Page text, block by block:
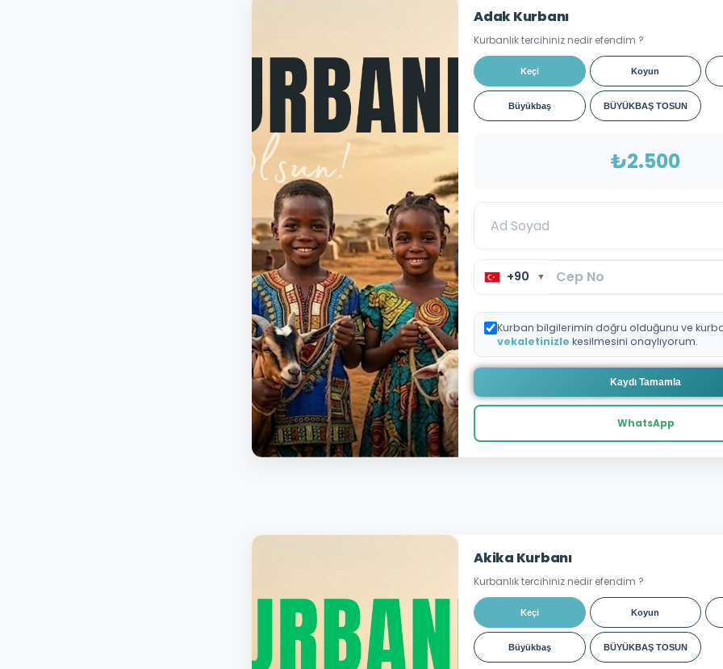
Adak Kurbanı
Kurbanlık tercihiniz nedir efendim ?
Keçi Koyun
Büyükbaş BÜYÜKBAŞ TOSUN
₺2.500
+90 ▼
Kurban bilgilerimin doğru olduğunu ve
vekaletinizle kesilmesini onaylıyorum.
Kaydı Tamamla
WhatsApp
Akika Kurbanı
Kurbanlık tercihiniz nedir efendim ?
Keçi Koyun
Büyükbaş BÜYÜKBAŞ TOSUN